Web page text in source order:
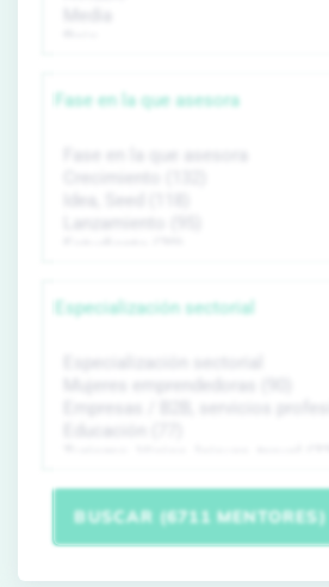
Fase en la que asesora
Especialización sectorial
BUSCAR (6711 MENTORES)